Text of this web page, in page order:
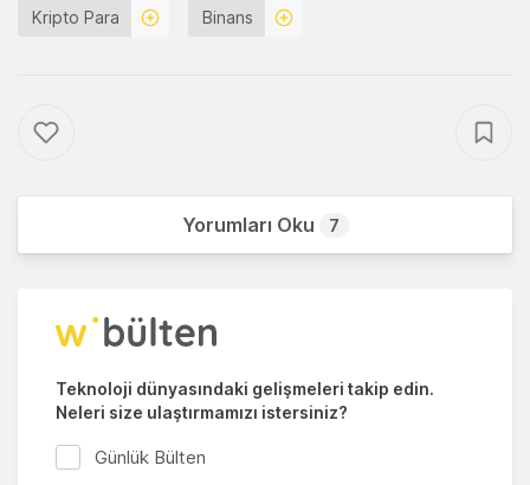
Kripto Para Binans
Yorumları Oku 7
Teknoloji dünyasındaki gelişmeleri takip edin.
Neleri size ulaştırmamızı istersiniz?
Günlük Bülten